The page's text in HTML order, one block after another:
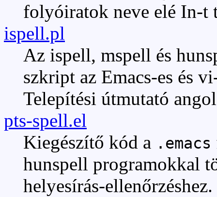
folyóiratok neve elé In-t
ispell.pl
Az ispell, mspell és
szkript az Emacs-es és
Telepítési útmutató
pts-spell.el
Kiegészítő kód a .emacs
hunspell programokkal
helyesírás-ellenőrzéshez.